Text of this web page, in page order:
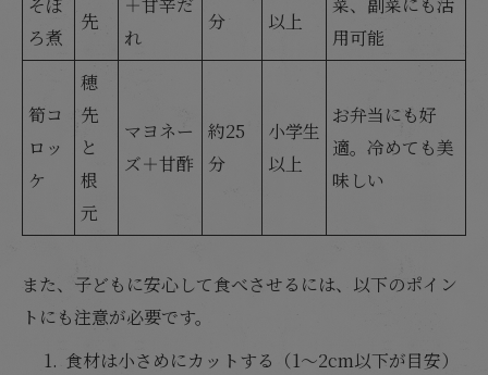
そぼ
ろ煮
先
＋甘辛だ
れ
分
以上
菜、副菜にも活
用可能
筍コ
ロッ
ケ
穂
先
と
根
元
マヨネー
ズ＋甘酢
約25
分
小学生
以上
お弁当にも好
適。冷めても美
味しい
また、子どもに安心して食べさせるには、以下のポイン
トにも注意が必要です。
食材は小さめにカットする（1〜2cm以下が目安）